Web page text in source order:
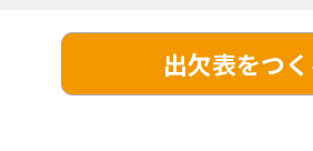
出欠表をつ